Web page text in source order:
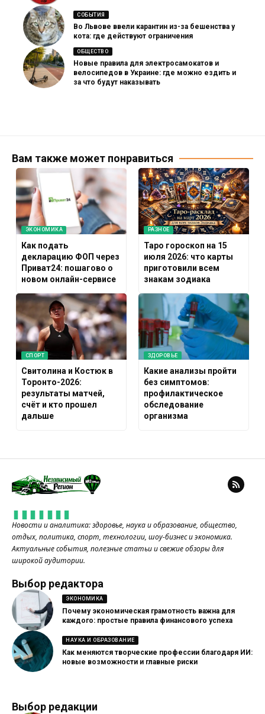
СОБЫТИЯ
Во Львове ввели карантин из-за бешенства у
кота: где действуют ограничения
ОБЩЕСТВО
Новые правила для электросамокатов и
велосипедов в Украине: где можно ездить и
за что будут наказывать
Вам также может понравиться
ЭКОНОМИКА
Как подать
декларацию ФОП через
Приват24: пошагово о
новом онлайн-сервисе
РАЗНОЕ
Таро гороскоп на 15
июля 2026: что карты
приготовили всем
знакам зодиака
СПОРТ
Свитолина и Костюк в
Торонто-2026:
результаты матчей,
счёт и кто прошел
дальше
ЗДОРОВЬЕ
Какие анализы пройти
без симптомов:
профилактическое
обследование
организма
Новости и аналитика: здоровье, наука и образование, общество,
отдых, политика, спорт, технологии, шоу-бизнес и экономика.
Актуальные события, полезные статьи и свежие обзоры для
широкой аудитории.
Выбор редактора
ЭКОНОМИКА
Почему экономическая грамотность важна для
каждого: простые правила финансового успеха
НАУКА И ОБРАЗОВАНИЕ
Как меняются творческие профессии благодаря ИИ:
новые возможности и главные риски
Выбор редакции